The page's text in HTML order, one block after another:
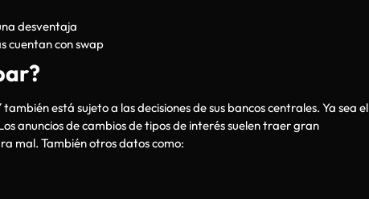
desventaja
cuentan con swap
también está sujeto a las decisiones de sus bancos centrales. Ya sea el
anuncios de cambios de tipos de interés suelen traer gran
mal. También otros datos como: